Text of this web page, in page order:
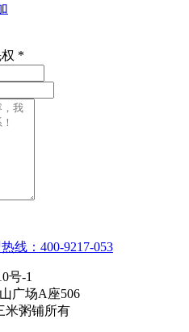
*
线：400-9217-053
号-1
广场A座506
米粥铺所有